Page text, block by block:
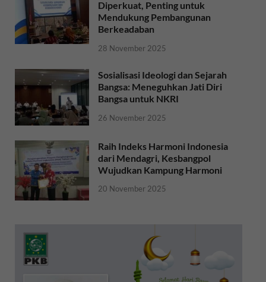
Diperkuat, Penting untuk
Mendukung Pembangunan
Berkeadaban
28 November 2025
Sosialisasi Ideologi dan Sejarah
Bangsa: Meneguhkan Jati Diri
Bangsa untuk NKRI
26 November 2025
Raih Indeks Harmoni Indonesia
dari Mendagri, Kesbangpol
Wujudkan Kampung Harmoni
20 November 2025